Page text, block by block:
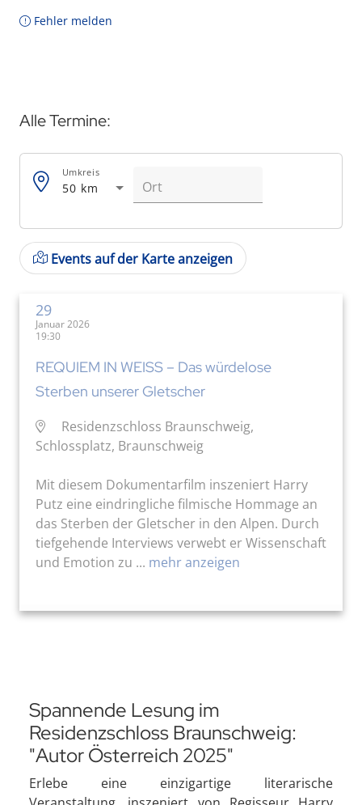
Fehler melden
Alle Termine:
50 km
Umkreis
Events auf der Karte anzeigen
29
Januar 2026
19:30
REQUIEM IN WEISS – Das würdelose
Sterben unserer Gletscher
Residenzschloss Braunschweig,
Schlossplatz, Braunschweig
Mit diesem Dokumentarfilm inszeniert Harry
Putz eine eindringliche filmische Hommage an
das Sterben der Gletscher in den Alpen. Durch
tiefgehende Interviews verwebt er Wissenschaft
und Emotion zu ... mehr anzeigen
Spannende Lesung im
Residenzschloss Braunschweig:
"Autor Österreich 2025"
Erlebe eine einzigartige literarische